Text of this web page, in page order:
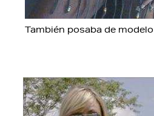
También posaba de modelo